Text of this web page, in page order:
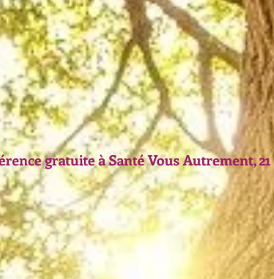
gratuite à Santé Vous Autrement, 21